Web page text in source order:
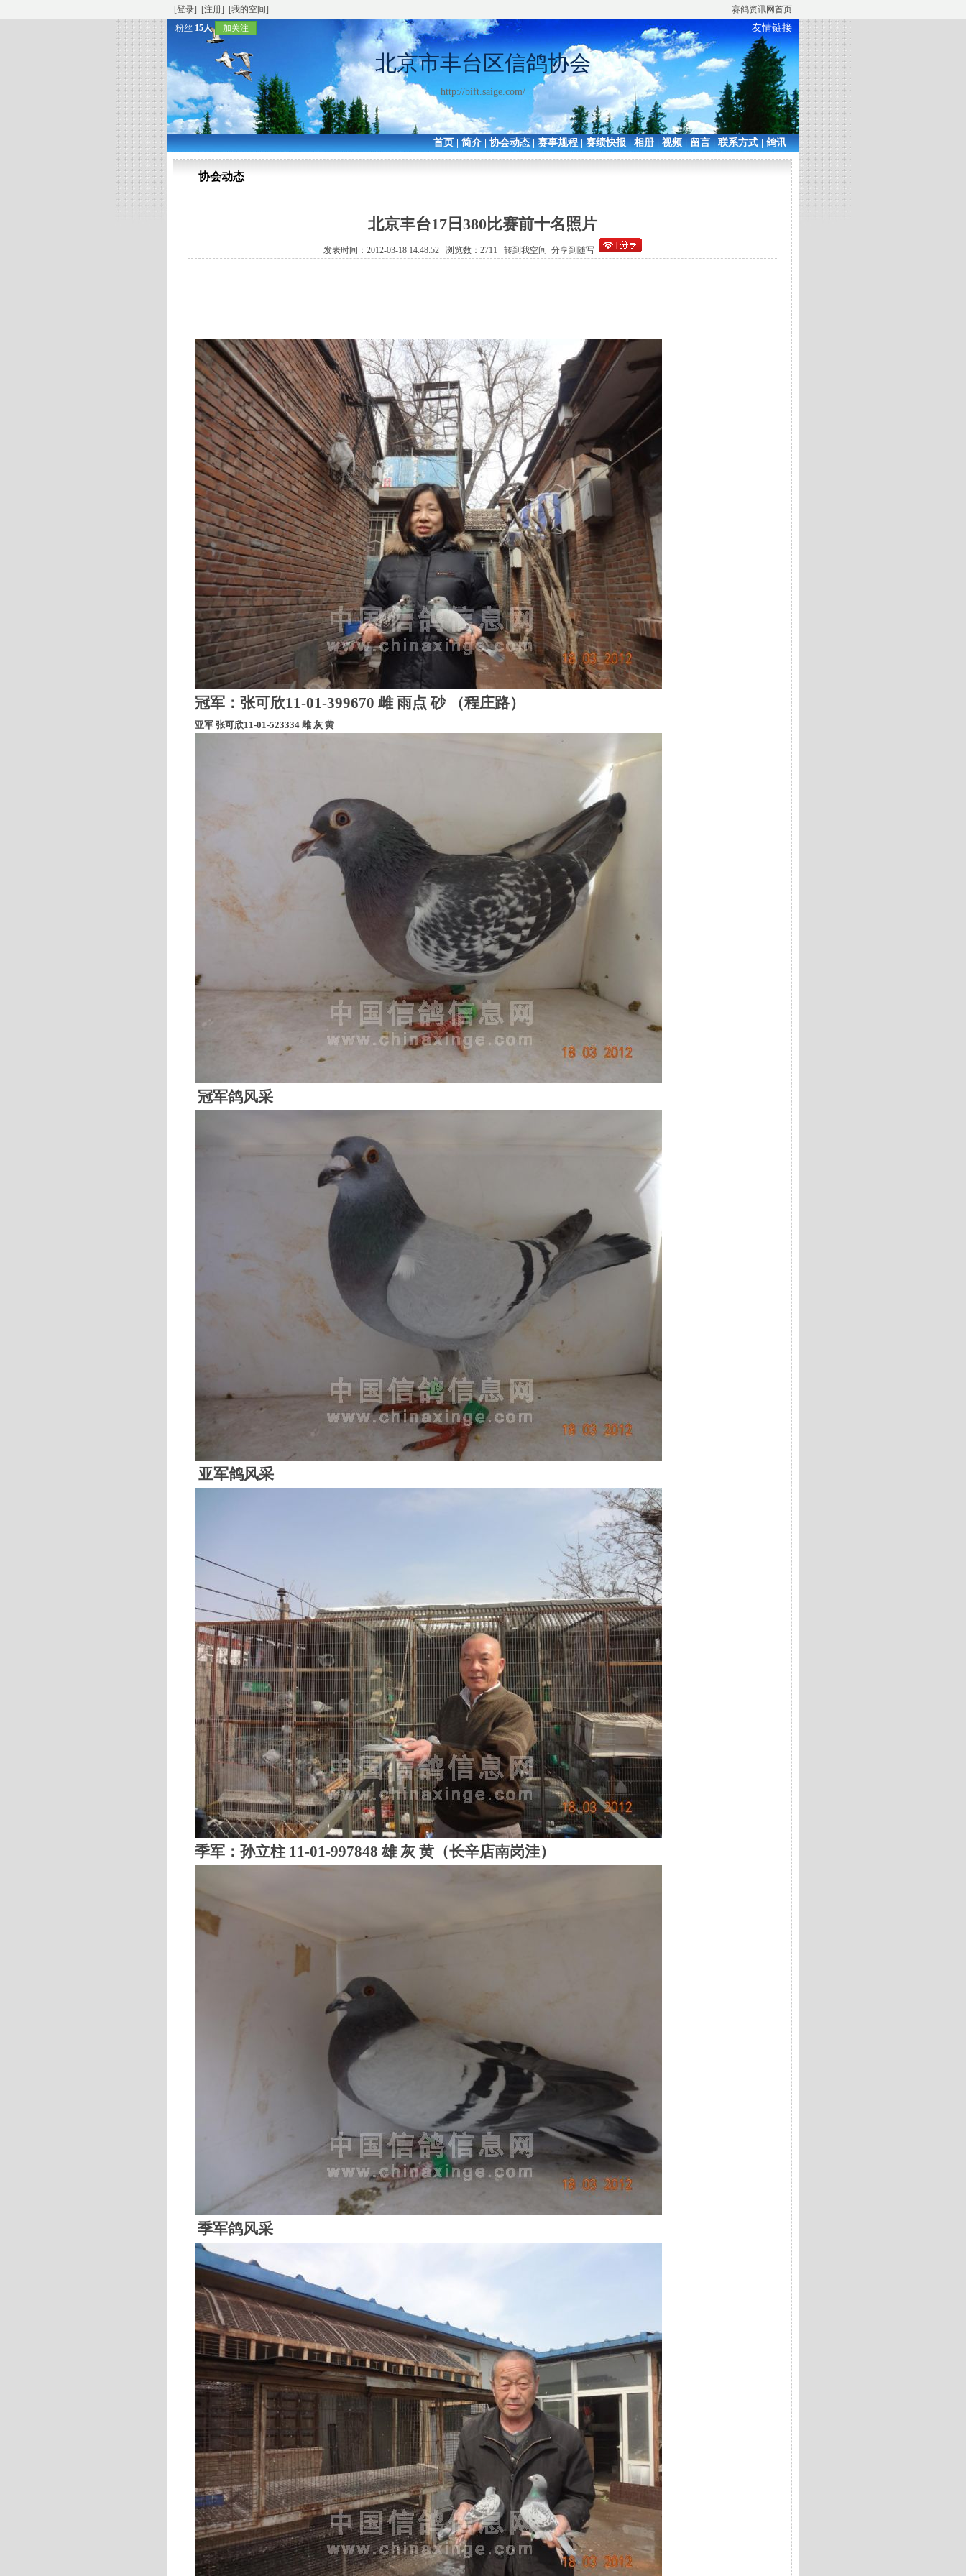
[登录] [注册] [我的空间]
赛鸽资讯网首页
粉丝 15人 加关注 友情链接
北京市丰台区信鸽协会
http://bift.saige.com/
首页|简介|协会动态|赛事规程|赛绩快报|相册|视频|留言|联系方式|鸽讯
协会动态
北京丰台17日380比赛前十名照片
发表时间：2012-03-18 14:48:52 浏览数：2711 转到我空间 分享到随写
冠军： 张可欣11-01-399670 雌 雨点 砂 （程庄路）
亚军 张可欣11-01-523334 雌 灰 黄
冠军鸽风采
亚军鸽风采
季军： 孙立柱 11-01-997848 雄 灰 黄（长辛店南岗洼）
季军鸽风采